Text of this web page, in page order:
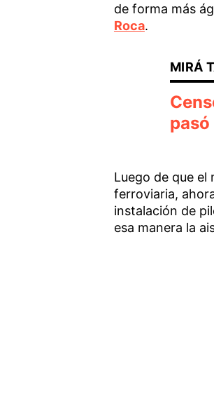
de forma más
Roca.
Luego de que el
ferroviaria,
instalación de
esa manera la